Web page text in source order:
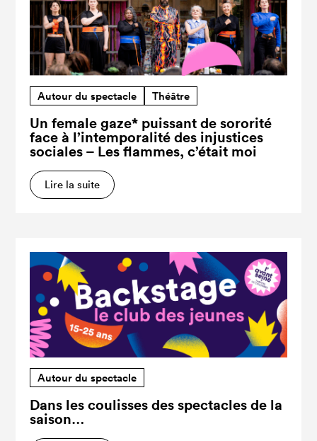
Autour du spectacle Théâtre
Un female gaze* puissant de sororité
face à l’intemporalité des injustices
sociales – Les flammes, c’était moi
Lire la suite
Autour du spectacle
Dans les coulisses des spectacles de la
saison…